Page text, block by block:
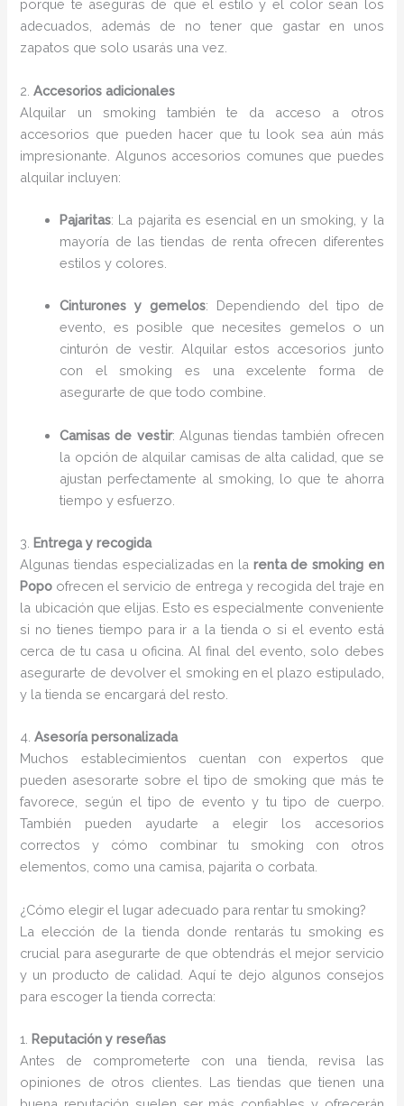
porque te aseguras de que el estilo y el color sean los
adecuados, además de no tener que gastar en unos
zapatos que solo usarás una vez.
2.Accesorios adicionales
Alquilar un smoking también te da acceso a otros
accesorios que pueden hacer que tu look sea aún más
impresionante. Algunos accesorios comunes que puedes
alquilar incluyen:
Pajaritas: La pajarita es esencial en un smoking, y la
mayoría de las tiendas de renta ofrecen diferentes
estilos y colores.
Cinturones y gemelos: Dependiendo del tipo de
evento, es posible que necesites gemelos o un
cinturón de vestir. Alquilar estos accesorios junto
con el smoking es una excelente forma de
asegurarte de que todo combine.
Camisas de vestir: Algunas tiendas también ofrecen
la opción de alquilar camisas de alta calidad, que se
ajustan perfectamente al smoking, lo que te ahorra
tiempo y esfuerzo.
3. Entrega y recogida
Algunas tiendas especializadas en la renta de smoking en
Popo ofrecen el servicio de entrega y recogida del traje en
la ubicación que elijas. Esto es especialmente conveniente
si no tienes tiempo para ir a la tienda o si el evento está
cerca de tu casa u oficina. Al final del evento, solo debes
asegurarte de devolver el smoking en el plazo estipulado,
y la tienda se encargará del resto.
4.Asesoría personalizada
Muchos establecimientos cuentan con expertos que
pueden asesorarte sobre el tipo de smoking que más te
favorece, según el tipo de evento y tu tipo de cuerpo.
También pueden ayudarte a elegir los accesorios
correctos y cómo combinar tu smoking con otros
elementos, como una camisa, pajarita o corbata.
¿Cómo elegir el lugar adecuado para rentar tu smoking?
La elección de la tienda donde rentarás tu smoking es
crucial para asegurarte de que obtendrás el mejor servicio
y un producto de calidad. Aquí te dejo algunos consejos
para escoger la tienda correcta:
1. Reputación y reseñas
Antes de comprometerte con una tienda, revisa las
opiniones de otros clientes. Las tiendas que tienen una